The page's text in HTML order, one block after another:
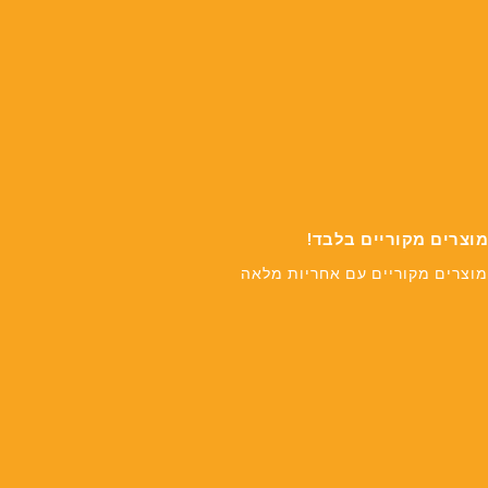
מוצרים מקוריים בלבד!
מוצרים מקוריים עם אחריות מלאה